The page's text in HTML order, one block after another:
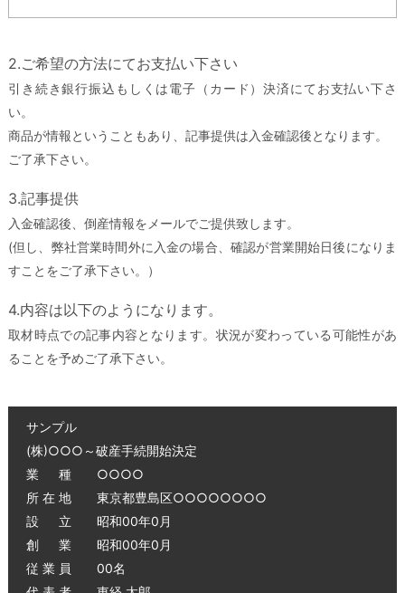
2.ご希望の方法にてお支払い下さい
引き続き銀行振込もしくは電子（カード）決済にてお支払い下さ
い。
商品が情報ということもあり、記事提供は入金確認後となります。
ご了承下さい。
3.記事提供
入金確認後、倒産情報をメールでご提供致します。
(但し、弊社営業時間外に入金の場合、確認が営業開始日後になりま
すことをご了承下さい。）
4.内容は以下のようになります。
取材時点での記事内容となります。状況が変わっている可能性があ
ることを予めご了承下さい。
サンプル
(株)○○○～破産手続開始決定
業 種 ○○○○
所 在 地 東京都豊島区○○○○○○○○
設 立 昭和00年0月
創 業 昭和00年0月
従 業 員 00名